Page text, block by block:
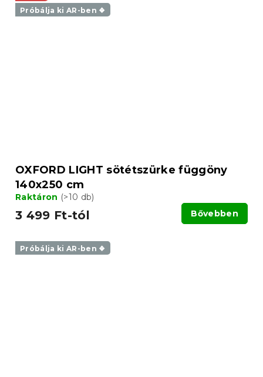
Próbálja ki AR-ben ❖
OXFORD LIGHT sötétszürke függöny
140x250 cm
Raktáron (>10 db)
3 499 Ft-tól Bővebben
Próbálja ki AR-ben ❖